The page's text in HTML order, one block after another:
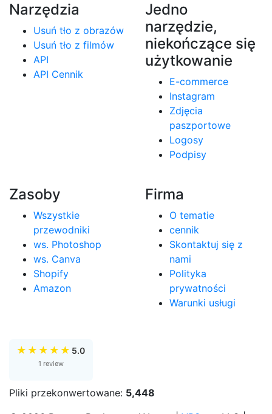
Narzędzia
Usuń tło z obrazów
Usuń tło z filmów
API
API Cennik
Jedno
narzędzie,
niekończące się
użytkowanie
E-commerce
Instagram
Zdjęcia
paszportowe
Logosy
Podpisy
Zasoby
Wszystkie
przewodniki
ws. Photoshop
ws. Canva
Shopify
Amazon
Firma
O tematie
cennik
Skontaktuj się z
nami
Polityka
prywatności
Warunki usługi
★ ★ ★ ★ ★ 5.0
1 review
Pliki przekonwertowane: 5,448